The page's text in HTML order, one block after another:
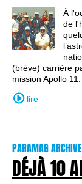
À
de
(brève) carrière
mission Apollo
lire
PARAMAG
DÉJÀ 10